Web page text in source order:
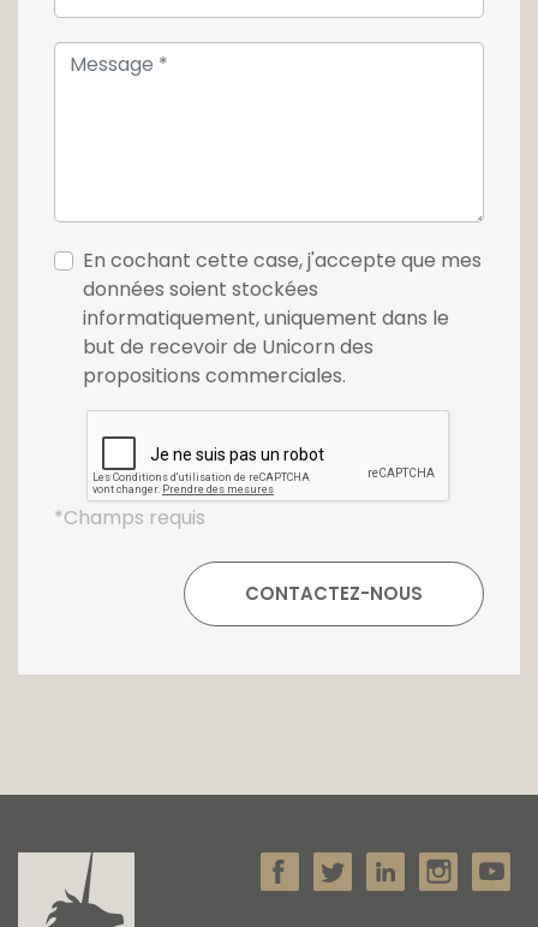
En cochant cette case, j'accepte que mes
données soient stockées
informatiquement, uniquement dans le
but de recevoir de Unicorn des
propositions commerciales.
*Champs requis